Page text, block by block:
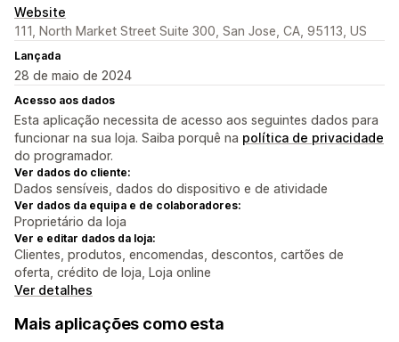
Website
111, North Market Street Suite 300, San Jose, CA, 95113, US
Lançada
28 de maio de 2024
Acesso aos dados
Esta aplicação necessita de acesso aos seguintes dados para
funcionar na sua loja. Saiba porquê na política de privacidade
do programador.
Ver dados do cliente:
Dados sensíveis, dados do dispositivo e de atividade
Ver dados da equipa e de colaboradores:
Proprietário da loja
Ver e editar dados da loja:
Clientes, produtos, encomendas, descontos, cartões de
oferta, crédito de loja, Loja online
Ver detalhes
Mais aplicações como esta